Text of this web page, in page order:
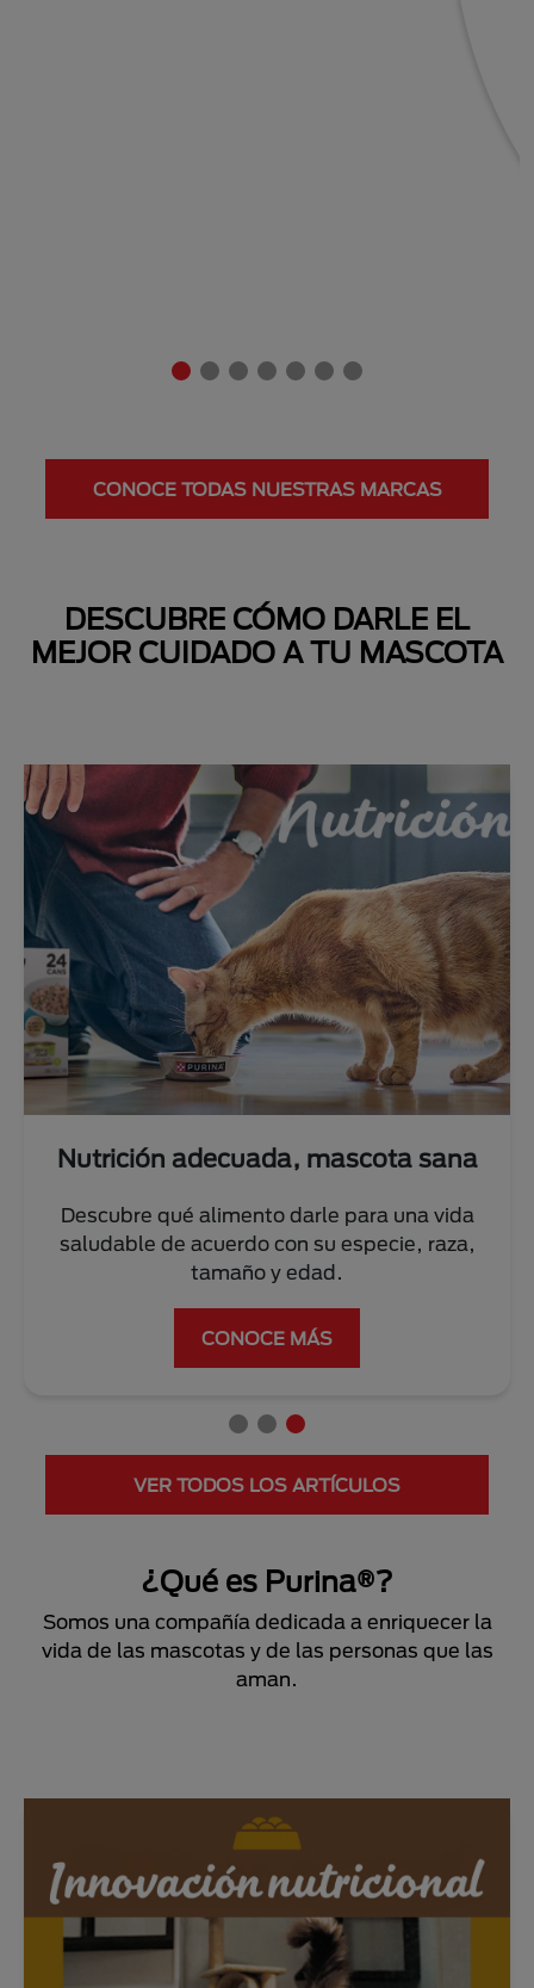
Next
CONOCE TODAS NUESTRAS MARCAS
DESCUBRE CÓMO DARLE EL
MEJOR CUIDADO A TU MASCOTA
Nutrición adecuada, mascota sana
Descubre qué alimento darle para una vida
saludable de acuerdo con su especie, raza,
tamaño y edad.
CONOCE MÁS
VER TODOS LOS ARTÍCULOS
¿Qué es Purina®?
Somos una compañía dedicada a enriquecer la
vida de las mascotas y de las personas que las
aman.